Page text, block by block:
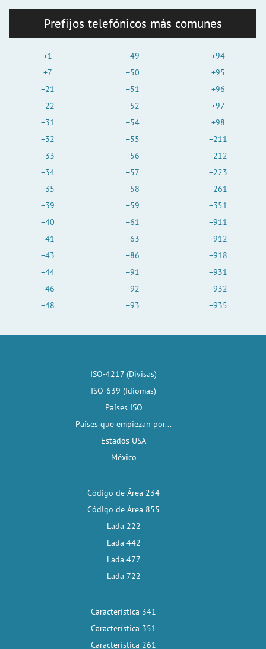
Prefijos telefónicos más comunes
+1
+7
+21
+22
+31
+32
+33
+34
+35
+39
+40
+41
+43
+44
+46
+48
+49
+50
+51
+52
+54
+55
+56
+57
+58
+59
+61
+63
+86
+91
+92
+93
+94
+95
+96
+97
+98
+211
+212
+223
+261
+351
+911
+912
+918
+931
+932
+935
ISO-4217 (Divisas)
ISO-639 (Idiomas)
Países ISO
Países que empiezan por...
Estados USA
México
Código de Área 234
Código de Área 855
Lada 222
Lada 442
Lada 477
Lada 722
Característica 341
Característica 351
Característica 261